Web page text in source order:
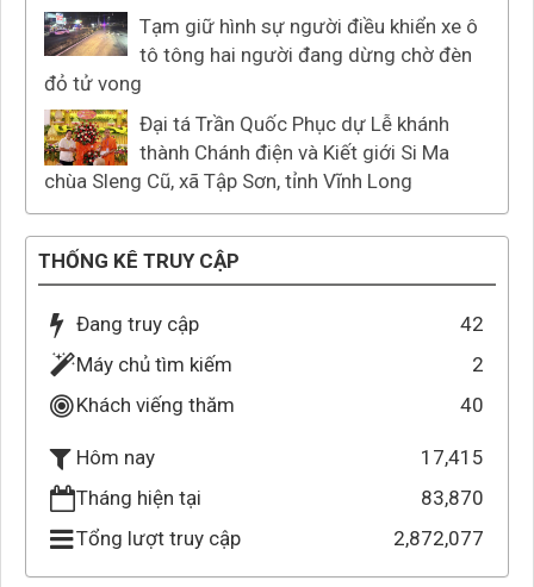
Tạm giữ hình sự người điều khiển xe ô
tô tông hai người đang dừng chờ đèn
đỏ tử vong
Đại tá Trần Quốc Phục dự Lễ khánh
thành Chánh điện và Kiết giới Si Ma
chùa Sleng Cũ, xã Tập Sơn, tỉnh Vĩnh Long
THỐNG KÊ TRUY CẬP
Đang truy cập
42
Máy chủ tìm kiếm
2
Khách viếng thăm
40
Hôm nay
17,415
Tháng hiện tại
83,870
Tổng lượt truy cập
2,872,077